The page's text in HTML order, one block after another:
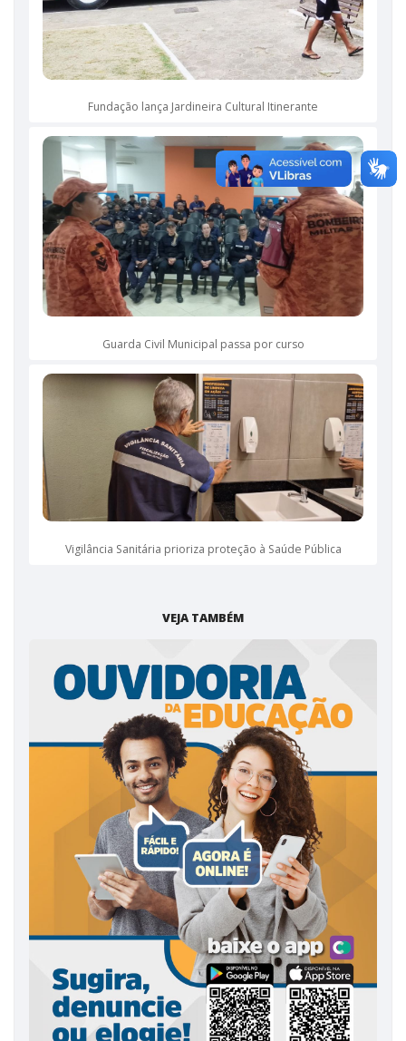
Fundação lança Jardineira Cultural Itinerante
Guarda Civil Municipal passa por curso
Vigilância Sanitária prioriza proteção à Saúde Pública
VEJA TAMBÉM